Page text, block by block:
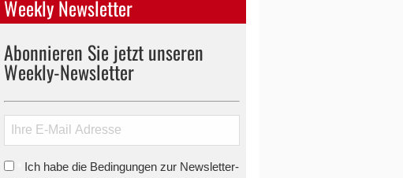
Weekly Newsletter
Abonnieren Sie jetzt unseren
Weekly-Newsletter
Ich habe die Bedingungen zur Newsletter-